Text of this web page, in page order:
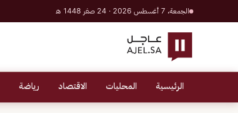
الجمعة، 7 أغسطس 2026 · 24 صفر 1448 هـ
الرئيسية المحليات الاقتصاد رياضة